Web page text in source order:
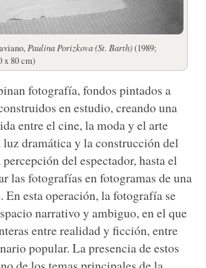
Paulina Porizkova (St. Barth)(1989;
x 80 cm)
fotografía, fondos pintados a
en estudio, creando una
entre el cine, la moda y el arte
dramática y la construcción del
del espectador, hasta el
las fotografías en fotogramas de una
esta operación, la fotografía se
narrativo y ambiguo, en el que
entre realidad y ficción, entre
popular. La presencia de estos